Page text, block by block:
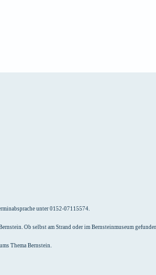
unter 0152-07115574.
Ob selbst am Strand oder im Bernsteinmuseum
Thema Bernstein.